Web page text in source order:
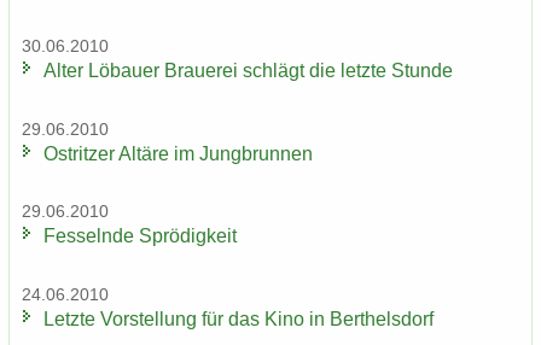
30.06.2010
Alter Lö­bau­er Braue­rei schlägt die letz­te Stun­de
29.06.2010
Ost­rit­zer Al­tä­re im Jung­brun­nen
29.06.2010
Fes­seln­de Sprö­dig­keit
24.06.2010
Letz­te Vor­stel­lung für das Kino in Bert­hels­dorf